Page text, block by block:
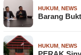
HUKUM NEWS
Barang
HUKUM NEWS